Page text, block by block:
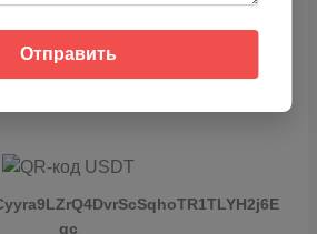
баню?
qc
Отправить